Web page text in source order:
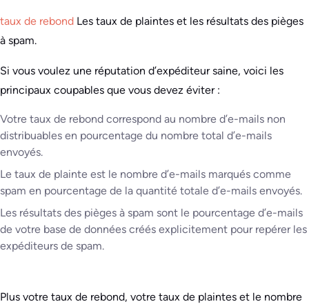
taux de rebond Les taux de plaintes et les résultats des pièges
à spam.
Si vous voulez une réputation d’expéditeur saine, voici les
principaux coupables que vous devez éviter :
Votre taux de rebond correspond au nombre d’e-mails non
distribuables en pourcentage du nombre total d’e-mails
envoyés.
Le taux de plainte est le nombre d’e-mails marqués comme
spam en pourcentage de la quantité totale d’e-mails envoyés.
Les résultats des pièges à spam sont le pourcentage d’e-mails
de votre base de données créés explicitement pour repérer les
expéditeurs de spam.
Plus votre taux de rebond, votre taux de plaintes et le nombre